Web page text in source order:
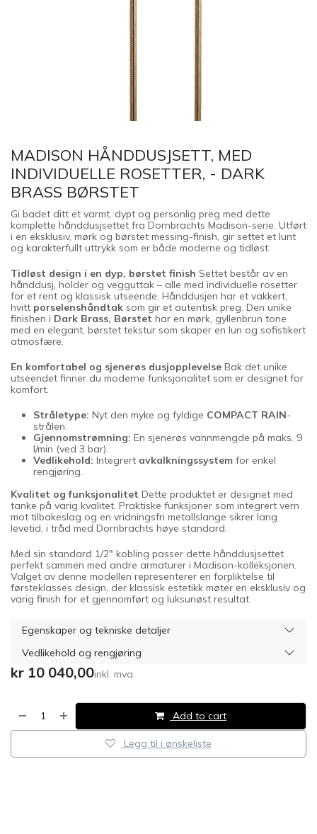
MADISON HÅNDDUSJSETT, MED
INDIVIDUELLE ROSETTER, - DARK
BRASS BØRSTET
Gi badet ditt et varmt, dypt og personlig preg med dette
komplette hånddusjsettet fra Dornbrachts Madison-serie. Utført
i en eksklusiv, mørk og børstet messing-finish, gir settet et lunt
og karakterfullt uttrykk som er både moderne og tidløst.
Tidløst design i en dyp, børstet finish Settet består av en
hånddusj, holder og vegguttak – alle med individuelle rosetter
for et rent og klassisk utseende. Hånddusjen har et vakkert,
hvitt porselenshåndtak som gir et autentisk preg. Den unike
finishen i Dark Brass, Børstet har en mørk, gyllenbrun tone
med en elegant, børstet tekstur som skaper en lun og sofistikert
atmosfære.
En komfortabel og sjenerøs dusjopplevelse Bak det unike
utseendet finner du moderne funksjonalitet som er designet for
komfort.
Stråletype: Nyt den myke og fyldige COMPACT RAIN-
strålen.
Gjennomstrømning: En sjenerøs vannmengde på maks. 9
l/min (ved 3 bar).
Vedlikehold: Integrert avkalkningssystem for enkel
rengjøring.
Kvalitet og funksjonalitet Dette produktet er designet med
tanke på varig kvalitet. Praktiske funksjoner som integrert vern
mot tilbakeslag og en vridningsfri metallslange sikrer lang
levetid, i tråd med Dornbrachts høye standard.
Med sin standard 1/2" kobling passer dette hånddusjsettet
perfekt sammen med andre armaturer i Madison-kolleksjonen.
Valget av denne modellen representerer en forpliktelse til
førsteklasses design, der klassisk estetikk møter en eksklusiv og
varig finish for et gjennomført og luksuriøst resultat.
Egenskaper og tekniske detaljer
Vedlikehold og rengjøring
kr 10 040,00inkl. mva.
Add to cart
Legg til i ønskeliste